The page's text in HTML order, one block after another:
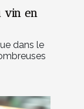
vin en
dans le